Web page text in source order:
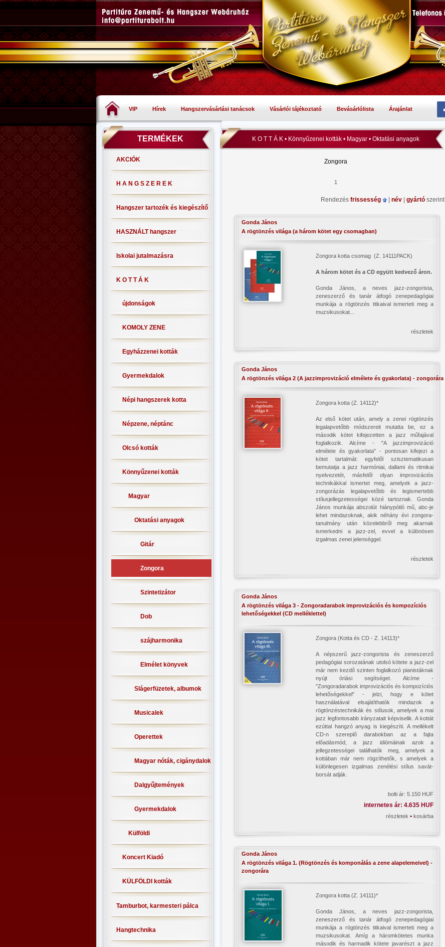
VIP Hírek Hangszervásárlási tanácsok Vásárlói tájékoztató Bevásárlólista
Árajánlat
TERMÉKEK
AKCIÓK
H A N G S Z E R E K
Hangszer tartozék és kiegészítő
HASZNÁLT hangszer
Iskolai jutalmazásra
K O T T Á K
újdonságok
KOMOLY ZENE
Egyházzenei kották
Gyermekdalok
Népi hangszerek kotta
Népzene, néptánc
Olcsó kották
Könnyűzenei kották
Magyar
Oktatási anyagok
Gitár
Zongora
Szintetizátor
Dob
szájharmonika
Elmélet könyvek
Slágerfüzetek, albumok
Musicalek
Operettek
Magyar nóták, cigánydalok
Dalgyűjtemények
Gyermekdalok
Külföldi
Koncert Kiadó
KÜLFÖLDI kották
Tamburbot, karmesteri pálca
Hangtechnika
K O T T Á K • Könnyűzenei kották • Magyar • Oktatási anyagok
Zongora
1
Rendezés frissesség név gyártó szerint
Gonda János
A rögtönzés világa (a három kötet egy csomagban)
Zongora kotta csomag (Z. 14111PACK)
A három kötet és a CD együtt kedvező áron.
Gonda János, a neves jazz-zongorista,
zeneszerző és tanár átfogó zenepedagógiai
munkája a rögtönzés titkaival ismerteti meg a
muzsikusokat...
részletek
Gonda János
A rögtönzés világa 2 (A jazzimprovizáció elmélete és gyakorlata) - zongorára
Zongora kotta (Z. 14112)*
Az első kötet után, amely a zenei rögtönzés
legalapvetőbb módszereit mutatta be, ez a
második kötet kifejezetten a jazz műfajával
foglalkozik. Alcíme - "A jazzimprovizáció
elmélete és gyakorlata" - pontosan kifejezi a
kötet tartalmát: egyfelől szisztematikusan
bemutatja a jazz harmóniai, dallami és ritmikai
nyelvezetét, másfelől olyan improvizációs
technikákkal ismertet meg, amelyek a jazz-
zongorázás legalapvetőbb és legismertebb
stílusjellegzetességei közé tartoznak. Gonda
János munkája abszolút hiánypótló mű, abc-je
lehet mindazoknak, akik néhány évi zongora-
tanulmány után közelebbről meg akarnak
ismerkedni a jazz-zel, evvel a különösen
izgalmas zenei jelenséggel.
részletek
Gonda János
A rögtönzés világa 3 - Zongoradarabok improvizációs és kompozíciós
lehetőségekkel (CD melléklettel)
Zongora (Kotta és CD - Z. 14113)*
A népszerű jazz-zongorista és zeneszerző
pedagógiai sorozatának utolsó kötete a jazz-zel
már nem kezdő szinten foglalkozó pianistáknak
nyújt óriási segítséget. Alcíme -
"Zongoradarabok improvizációs és kompozíciós
lehetőségekkel" - jelzi, hogy e kötet
használatával elsajátíthatók mindazok a
rögtönzéstechnikák és stílusok, amelyek a mai
jazz legfontosabb irányzatait képviselik. A kottát
ezúttal hangzó anyag is kiegészíti. A mellékelt
CD-n szereplő darabokban az a fajta
előadásmód, a jazz idiómáinak azok a
jellegzetességei találhatók meg, amelyek a
kottában már nem rögzíthetők, s amelyek a
különlegesen izgalmas zenélési stílus savát-
borsát adják.
bolti ár: 5.150 HUF
internetes ár: 4.635 HUF
részletek • kosárba
Gonda János
A rögtönzés világa 1. (Rögtönzés és komponálás a zene alapelemeivel) -
zongorára
Zongora kotta (Z. 14111)*
Gonda János, a neves jazz-zongorista,
zeneszerző és tanár átfogó zenepedagógiai
munkája a rögtönzés titkaival ismerteti meg a
muzsikusokat. Amíg a háromkötetes munka
második és harmadik kötete javarészt a jazz